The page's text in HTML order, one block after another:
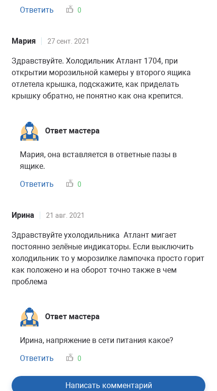
Ответить
0
Мария 27 сент. 2021
Здравствуйте. Холодильник Атлант 1704, при
открытии морозильной камеры у второго ящика
отлетела крышка, подскажите, как приделать
крышку обратно, не понятно как она крепится.
Ответ мастера
Мария, она вставляется в ответные пазы в
ящике.
Ответить
0
Ирина 21 авг. 2021
Здравствуйте ухолодильника Атлант мигает
постоянно зелёные индикаторы. Если выключить
холодильник то у морозилке лампочка просто горит
как положено и на оборот точно также в чем
проблема
Ответ мастера
Ирина, напряжение в сети питания какое?
Ответить
0
Написать комментарий